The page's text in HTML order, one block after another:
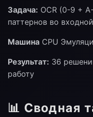
t
o
s
t
a
t
Масштабирование:
12k - 30k FPS на 256
тайлах
AGC и рабочая точка
VSB и BUS16
Такт runtime
Bake TLV
Протокол
UDP Protocol
Задача: OCR (0-9 +
паттернов во
Машина CPU
Результат: 36
работу
📊 Сводная